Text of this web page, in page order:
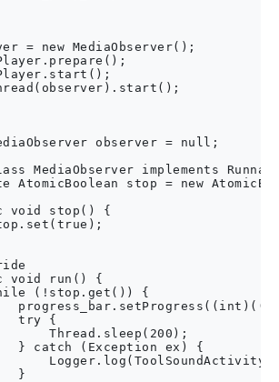
= new MediaObserver();
observer = null;
MediaObserver implements
AtomicBoolean stop = new
void stop() {
void run() {
(!stop.get()) {
try {
Thread.sleep(200);
} catch (Exception ex) {
}